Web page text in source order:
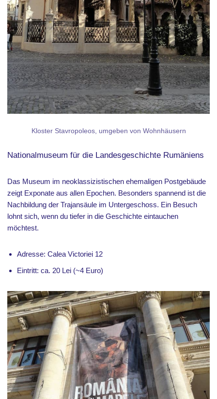
Kloster Stavropoleos, umgeben von Wohnhäusern
Nationalmuseum für die Landesgeschichte Rumäniens
Das Museum im neoklassizistischen ehemaligen Postgebäude
zeigt Exponate aus allen Epochen. Besonders spannend ist die
Nachbildung der Trajansäule im Untergeschoss. Ein Besuch
lohnt sich, wenn du tiefer in die Geschichte eintauchen
möchtest.
Adresse: Calea Victoriei 12
Eintritt: ca. 20 Lei (~4 Euro)